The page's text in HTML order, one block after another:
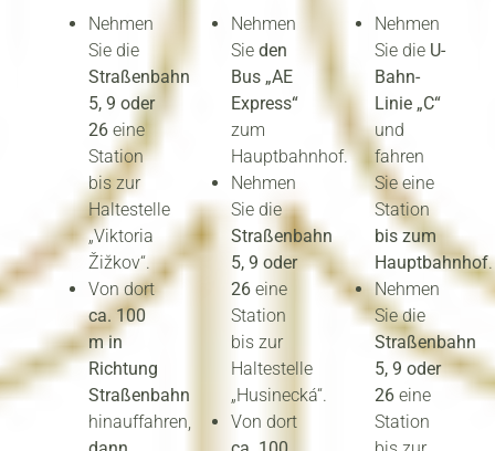
Nehmen
Sie die
Straßenbahn
5, 9 oder
26 eine
Station
bis zur
Haltestelle
„Viktoria
Žižkov“.
Von dort
ca. 100
m in
Richtung
Straßenbahn
hinauffahren,
Nehmen
Sieden
Bus „AE
Express“
zum
Hauptbahnhof.
Nehmen
Sie die
Straßenbahn
5, 9 oder
26 eine
Station
bis zur
Haltestelle
„Husinecká“.
Von dort
Nehmen
Sie die U-
Bahn-
Linie „C“
und
fahren
Sie eine
Station
bis zum
Hauptbahnhof.
Nehmen
Sie die
Straßenbahn
5, 9 oder
26eine
Station